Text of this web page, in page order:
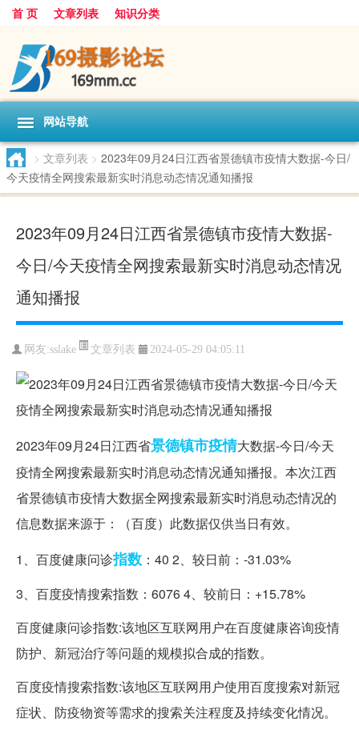
首 页 文章列表 知识分类
网站导航
> 文章列表 > 2023年09月24日江西省景德镇市疫情大数据-今日/
今天疫情全网搜索最新实时消息动态情况通知播报
2023年09月24日江西省景德镇市疫情大数据-
今日/今天疫情全网搜索最新实时消息动态情况
通知播报
网友:sslake 文章列表 2024-05-29 04:05:11
2023年09月24日江西省景德镇市疫情大数据-今日/今天
疫情全网搜索最新实时消息动态情况通知播报。本次江西
省景德镇市疫情大数据全网搜索最新实时消息动态情况的
信息数据来源于：（百度）此数据仅供当日有效。
1、百度健康问诊指数 ：40 2、较日前：-31.03%
3、百度疫情搜索指数：6076 4、较前日：+15.78%
百度健康问诊指数:该地区互联网用户在百度健康咨询疫情
防护、新冠治疗等问题的规模拟合成的指数。
百度疫情搜索指数:该地区互联网用户使用百度搜索对新冠
症状、防疫物资等需求的搜索关注程度及持续变化情况。